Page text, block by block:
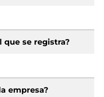
que se registra?
empresa?